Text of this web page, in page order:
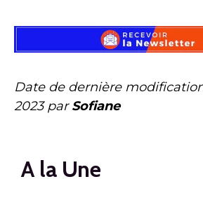
Date de dernière
2023parSofiane
A la Une